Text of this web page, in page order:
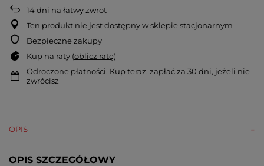
14dni na łatwy zwrot
Ten produkt nie jest dostępny w sklepie stacjonarnym
Bezpieczne zakupy
Kup na raty (oblicz ratę)
Odroczone płatności. Kup teraz, zapłać za 30 dni, jeżeli nie
zwrócisz
OPIS
OPIS SZCZEGÓŁOWY